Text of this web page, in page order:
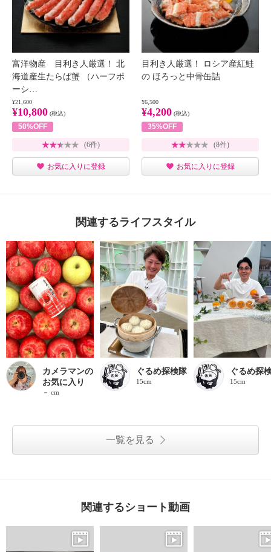
富洋物産 目利き人厳選！ 北
海道産生たらば蟹 （ハーフポ
ーシ…
¥21,600
¥10,800 (税込)
50%OFF
(6件)
お気に入りに登録
目利き人厳選！ ロシア産紅鮭
の ほろっと中骨缶詰
¥6,500
¥4,200 (税込)
35%OFF
(8件)
お気に入りに登録
関連するライフスタイル
カメラマンの
お気に入り
－ cm
ぐるめ探検隊
15cm
ぐるめ探
15cm
一覧を見る
関連するショート動画